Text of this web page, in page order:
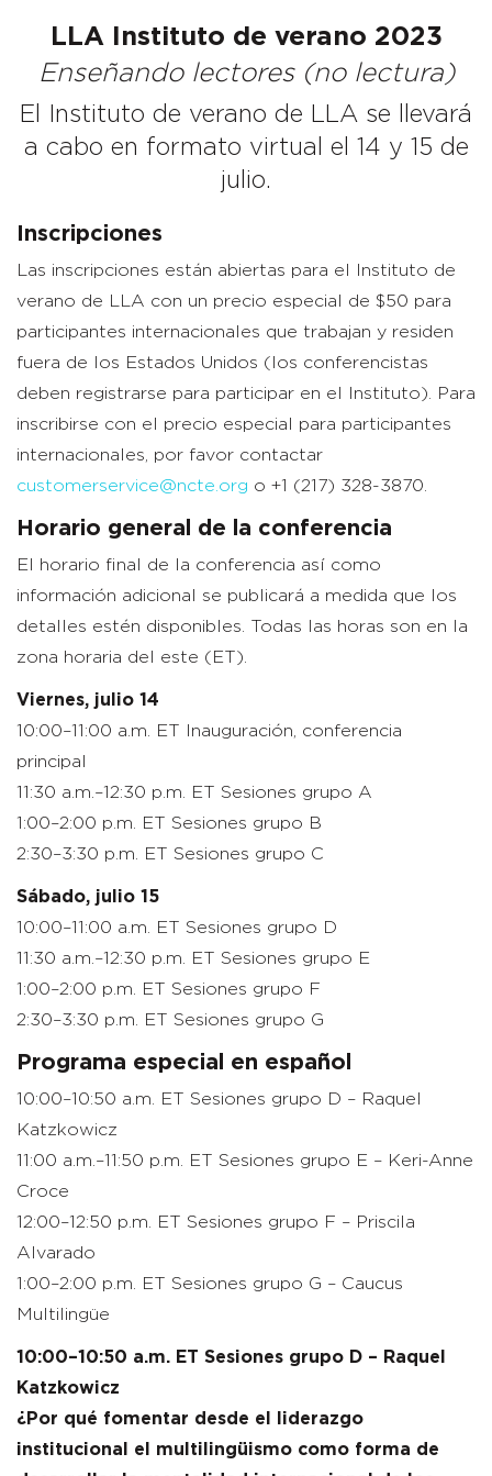
LLA Instituto de verano 2023
Enseñando lectores (no lectura)
El Instituto de verano de LLA se llevará
a cabo en formato virtual el 14 y 15 de
julio.
Inscripciones
Las inscripciones están abiertas para el Instituto de
verano de LLA con un precio especial de $50 para
participantes internacionales que trabajan y residen
fuera de los Estados Unidos (los conferencistas
deben registrarse para participar en el Instituto). Para
inscribirse con el precio especial para participantes
internacionales, por favor contactar
customerservice@ncte.org o +1 (217) 328-3870.
Horario general de la conferencia
El horario final de la conferencia así como
información adicional se publicará a medida que los
detalles estén disponibles. Todas las horas son en la
zona horaria del este (ET).
Viernes, julio 14
10:00–11:00 a.m. ET Inauguración, conferencia
principal
11:30 a.m.–12:30 p.m. ET Sesiones grupo A
1:00–2:00 p.m. ET Sesiones grupo B
2:30–3:30 p.m. ET Sesiones grupo C
Sábado, julio 15
10:00–11:00 a.m. ET Sesiones grupo D
11:30 a.m.–12:30 p.m. ET Sesiones grupo E
1:00–2:00 p.m. ET Sesiones grupo F
2:30–3:30 p.m. ET Sesiones grupo G
Programa especial en español
10:00–10:50 a.m. ET Sesiones grupo D – Raquel
Katzkowicz
11:00 a.m.–11:50 p.m. ET Sesiones grupo E – Keri-Anne
Croce
12:00–12:50 p.m. ET Sesiones grupo F – Priscila
Alvarado
1:00–2:00 p.m. ET Sesiones grupo G – Caucus
Multilingüe
10:00–10:50 a.m. ET Sesiones grupo D – Raquel
Katzkowicz
¿Por qué fomentar desde el liderazgo
institucional el multilingüismo como forma de